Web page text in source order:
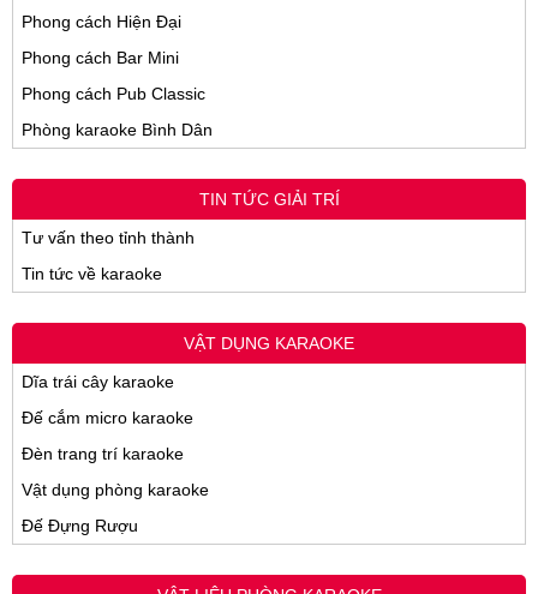
Phong cách Hiện Đại
Phong cách Bar Mini
Phong cách Pub Classic
Phòng karaoke Bình Dân
TIN TỨC GIẢI TRÍ
Tư vấn theo tỉnh thành
Tin tức về karaoke
VẬT DỤNG KARAOKE
Dĩa trái cây karaoke
Đế cắm micro karaoke
Đèn trang trí karaoke
Vật dụng phòng karaoke
Đế Đựng Rượu